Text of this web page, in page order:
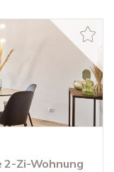
2-Zi-Wohnung